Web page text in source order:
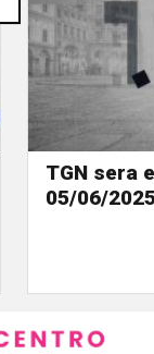
TGN sera
05/06/